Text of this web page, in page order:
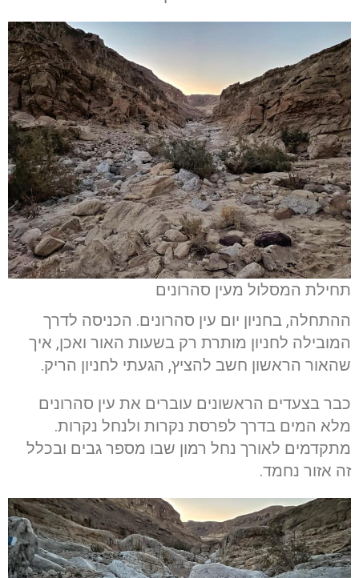
תחילת המסלול מעין סהרונים
ההתחלה, בחניון יום עין סהרונים. הכניסה לדרך
המובילה לחניון מותרת רק בשעות האור ואכן, איך
שהאור הראשון חשב להציץ, הגעתי לחניון הריק.
כבר בצעדים הראשונים עוברים את עין סהרונים
מלא המים בדרך לפרסת נקרות ולנחל נקרות.
מתקדמים לאורך נחל רמון שבו מספר גבים ובכלל
זה אזור נחמד.